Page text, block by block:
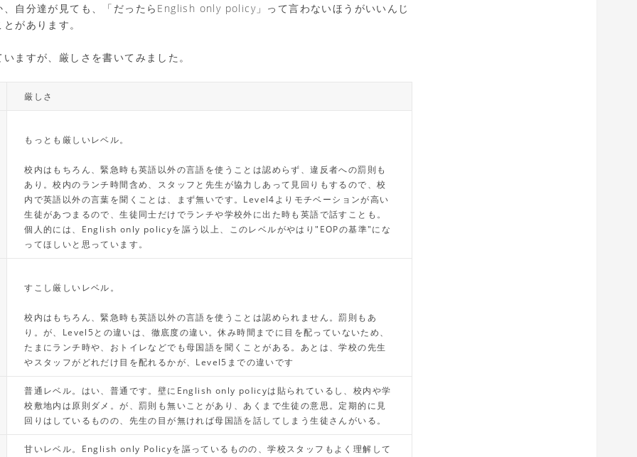
、自分達が見ても、「だったらEnglish only policy」って言わないほうがいいんじ
があります。
ますが、厳しさを書いてみました。
厳しさ
もっとも厳しいレベル。
校内はもちろん、緊急時も英語以外の言語を使うことは認めらず、違反者への罰則も
あり。校内のランチ時間含め、スタッフと先生が協力しあって見回りもするので、校
内で英語以外の言葉を聞くことは、まず無いです。Level4よりモチベーションが高い
生徒があつまるので、生徒同士だけでランチや学校外に出た時も英語で話すことも。
個人的には、English only policyを謳う以上、このレベルがやはり"EOPの基準"にな
ってほしいと思っています。
すこし厳しいレベル。
校内はもちろん、緊急時も英語以外の言語を使うことは認められません。罰則もあ
り。が、Level5との違いは、徹底度の違い。休み時間までに目を配っていないため、
たまにランチ時や、おトイレなどでも母国語を聞くことがある。あとは、学校の先生
やスタッフがどれだけ目を配れるかが、Level5までの違いです
普通レベル。はい、普通です。壁にEnglish only policyは貼られているし、校内や学
校敷地内は原則ダメ。が、罰則も無いことがあり、あくまで生徒の意思。定期的に見
回りはしているものの、先生の目が無ければ母国語を話してしまう生徒さんがいる。
甘いレベル。English only Policyを謳っているものの、学校スタッフもよく理解して